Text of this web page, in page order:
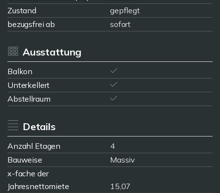
Zustand
gepflegt
bezugsfrei ab
sofort
Ausstattung
Balkon
Unterkellert
Abstellraum
Details
Anzahl Etagen
4
Bauweise
Massiv
x-fache der
Jahresnettomiete
15,07